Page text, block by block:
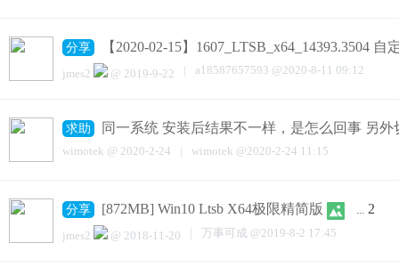
分享 【2020-02-15】1607_LTSB_x64_14393.3504 自
jmes2 @ 2019-9-22 | a18587657593 @2020-8-11 09:12
求助 同一系统 安装后结果不一样，是怎么回事 另外
wimotek @ 2020-2-24 | wimotek @2020-2-24 11:15
分享 [872MB] Win10 Ltsb X64极限精简版 2
jmes2 @ 2018-11-20 | 万事可成 @2019-8-2 17:45